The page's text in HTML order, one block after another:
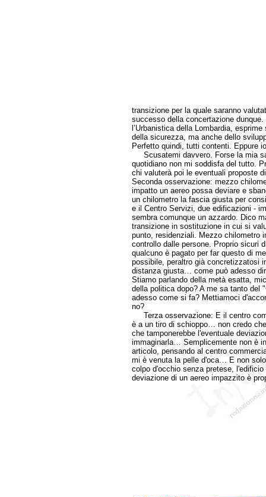
transizione per la quale saranno
successo della concertazione
l’Urbanistica della Lombardia,
della sicurezza, ma anche dello
Perfetto quindi, tutti contenti. Eppure
Scusatemi davvero. Forse la mia
quotidiano non mi soddisfa del tutto.
chi valuterà poi le eventuali proposte
Seconda osservazione: mezzo
impatto un aereo possa deviare e
un chilometro la fascia giusta per
e il Centro Servizi, due edificazioni -
sembra comunque un azzardo. Dico
transizione in sostituzione in cui si
punto, residenziali. Mezzo chilometro
controllo dalle persone. Proprio sicuri
qualcuno è pagato per far questo di
possibile, peraltro già concretizzatosi
distanza giusta… come può adesso
Stiamo parlando della metà esatta,
della politica dopo? A me sa tanto
adesso come si fa? Mettiamoci
no?
Terza osservazione: E il centro
è a un tiro di schioppo… non credo
che tamponerebbe l'eventuale
immaginarla… Semplicemente non è
articolo, pensando al centro
mi è venuta la pelle d'oca… E non
colpo d'occhio senza pretese,
deviazione di un aereo impazzito è